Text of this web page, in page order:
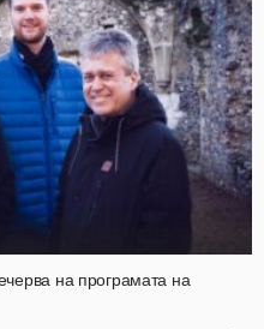
на програмата на